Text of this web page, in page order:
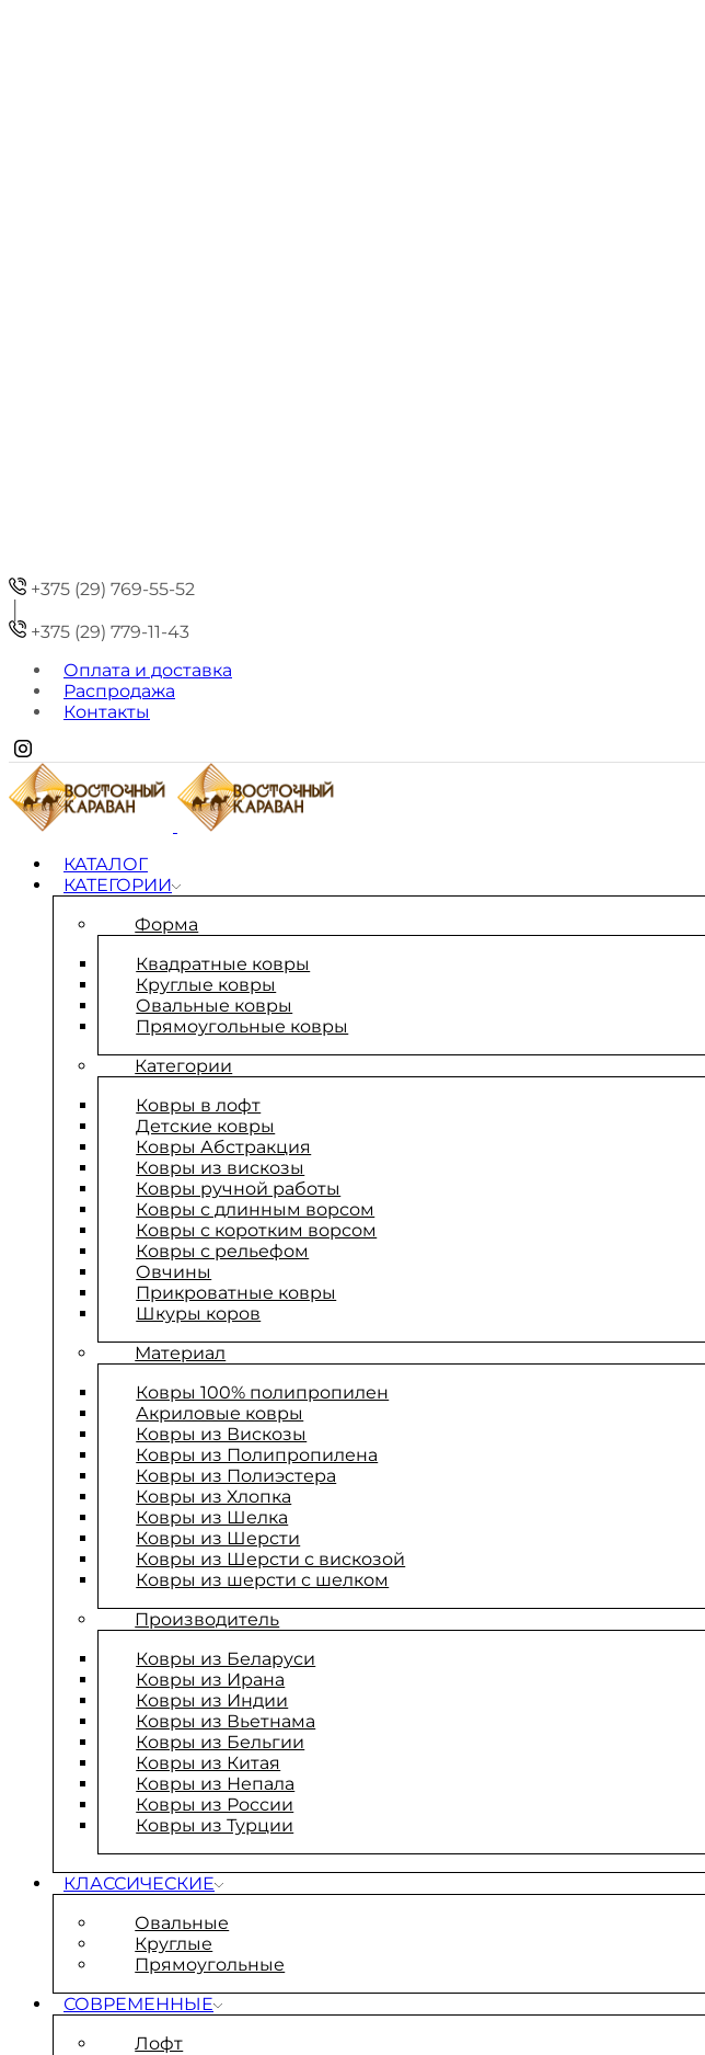
+375 (29) 769-55-52
+375 (29) 779-11-43
Оплата и доставка
Распродажа
Контакты
КАТАЛОГ
КАТЕГОРИИ
Форма
Квадратные ковры
Круглые ковры
Овальные ковры
Прямоугольные ковры
Категории
Ковры в лофт
Детские ковры
Ковры Абстракция
Ковры из вискозы
Ковры ручной работы
Ковры с длинным ворсом
Ковры с коротким ворсом
Ковры с рельефом
Овчины
Прикроватные ковры
Шкуры коров
Материал
Ковры 100% полипропилен
Акриловые ковры
Ковры из Вискозы
Ковры из Полипропилена
Ковры из Полиэстера
Ковры из Хлопка
Ковры из Шелка
Ковры из Шерсти
Ковры из Шерсти с вискозой
Ковры из шерсти с шелком
Производитель
Ковры из Беларуси
Ковры из Ирана
Ковры из Индии
Ковры из Вьетнама
Ковры из Бельгии
Ковры из Китая
Ковры из Непала
Ковры из России
Ковры из Турции
КЛАССИЧЕСКИЕ
Овальные
Круглые
Прямоугольные
СОВРЕМЕННЫЕ
Лофт